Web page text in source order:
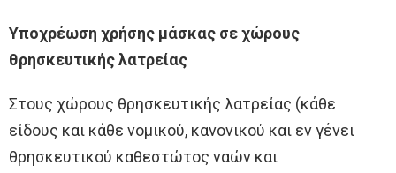
Υποχρέωση χρήσης μάσκας σε χώρους
θρησκευτικής λατρείας
Στους χώρους θρησκευτικής λατρείας (κάθε
είδους και κάθε νομικού, κανονικού και εν γένει
θρησκευτικού καθεστώτος ναών και